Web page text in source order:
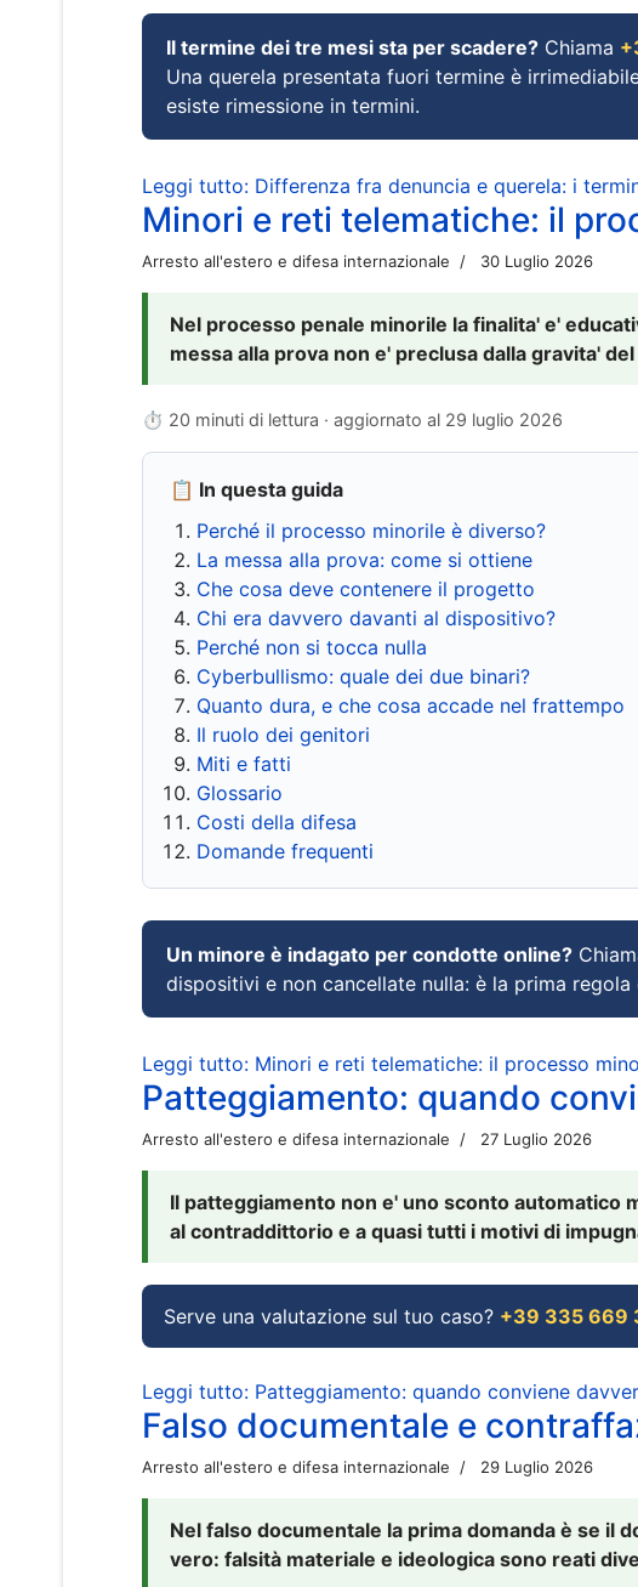
Il termine dei tre mesi sta per scadere? Chiama
Una querela presentata fuori termine è
esiste rimessione in termini.
Leggi tutto: Differenza fra denuncia e querela: i
Minori e reti telematiche: il
Arresto all'estero e difesa internazionale 30 Luglio 2026
Nel processo penale minorile la finalita' e'
messa alla prova non e' preclusa dalla gravita'
⏱ 20 minuti di lettura · aggiornato al 29 luglio 2026
📋 In questa guida
Perché il processo minorile è diverso?
La messa alla prova: come si ottiene
Che cosa deve contenere il progetto
Chi era davvero davanti al dispositivo?
Perché non si tocca nulla
Cyberbullismo: quale dei due binari?
Quanto dura, e che cosa accade nel frattempo
Il ruolo dei genitori
Miti e fatti
Glossario
Costi della difesa
Domande frequenti
Un minore è indagato per condotte online?
dispositivi e non cancellate nulla: è la prima
Leggi tutto: Minori e reti telematiche: il processo
Patteggiamento: quando
Arresto all'estero e difesa internazionale 27 Luglio 2026
Il patteggiamento non e' uno sconto automatico
al contraddittorio e a quasi tutti i motivi di
Serve una valutazione sul tuo caso? +39 335 669
Leggi tutto: Patteggiamento: quando conviene
Falso documentale e
Arresto all'estero e difesa internazionale 29 Luglio 2026
Nel falso documentale la prima domanda è se il
vero: falsità materiale e ideologica sono reati